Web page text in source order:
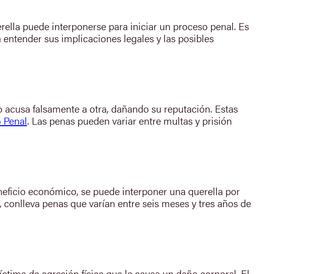
puede interponerse para iniciar un proceso penal. Es
sus implicaciones legales y las posibles
falsamente a otra, dañando su reputación. Estas
. Las penas pueden variar entre multas y prisión
económico, se puede interponer una querella por
, conlleva penas que varían entre seis meses y tres años de